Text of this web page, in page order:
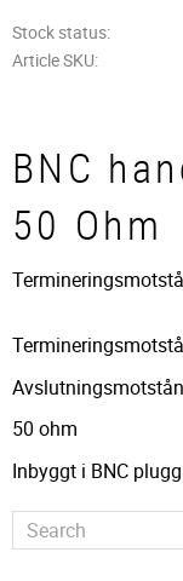
Stock status
Article SKU
BNC
50 Ohm
50 ohm
Inbyggt i BNC plugg